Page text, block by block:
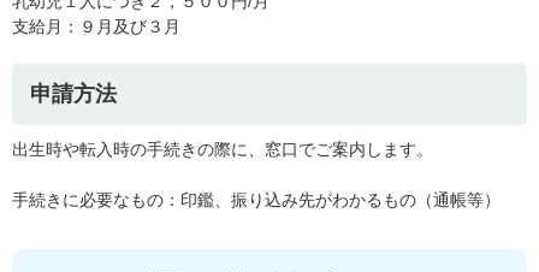
支給月：９月及び３月
申請方法
出生時や転入時の手続きの際に、窓口でご案内します。
手続きに必要なもの：印鑑、振り込み先がわかるもの（通帳等）